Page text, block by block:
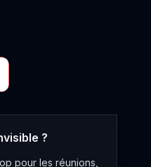
?
pour les réunions,